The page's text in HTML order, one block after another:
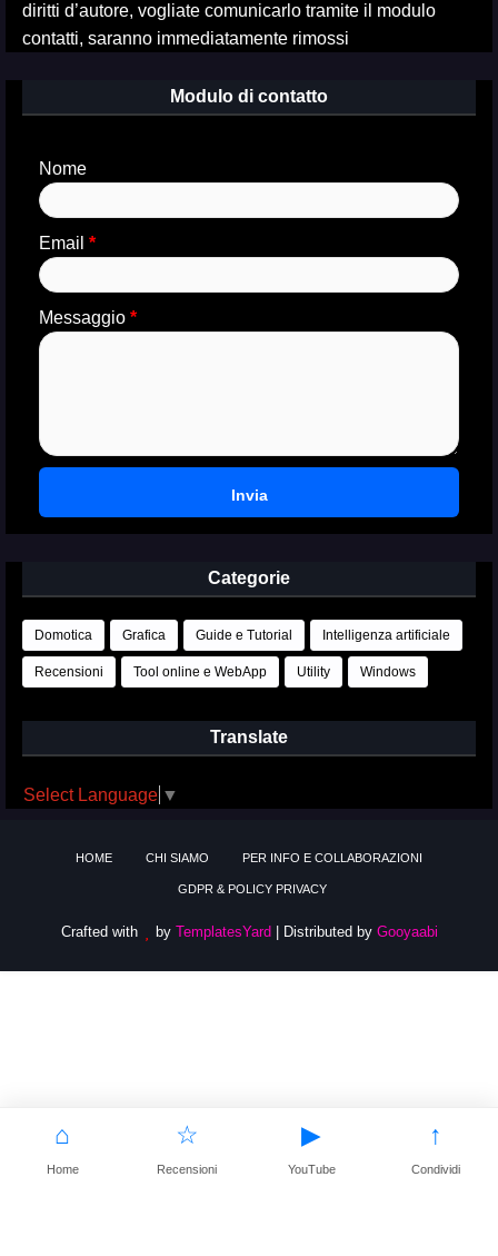
diritti d’autore, vogliate comunicarlo tramite il modulo
contatti, saranno immediatamente rimossi
Modulo di contatto
Nome
Email *
Messaggio *
Categorie
Domotica Grafica Guide e Tutorial Intelligenza artificiale
Recensioni Tool online e WebApp Utility Windows
Translate
Select Language ▼
HOME CHI SIAMO PER INFO E COLLABORAZIONI
GDPR & POLICY PRIVACY
Crafted with by TemplatesYard| Distributed by Gooyaabi
⌂
Home
☆
Recensioni
▶
YouTube
↑
Condividi